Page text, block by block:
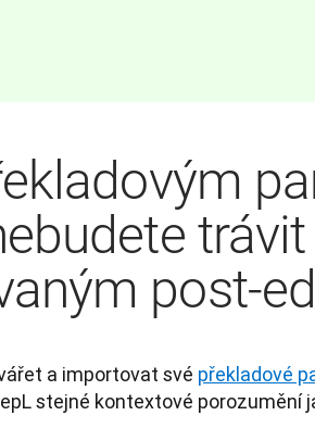
post-
a importovat své překladové
stejné kontextové porozumění